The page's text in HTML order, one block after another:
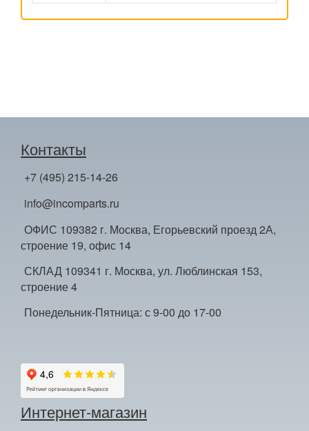
Контакты
+7 (495) 215-14-26
info@incomparts.ru
ОФИС 109382 г. Москва, Егорьевский проезд 2А,
строение 19, офис 14
СКЛАД 109341 г. Москва, ул. Люблинская 153,
строение 4
Понедельник-Пятница: с 9-00 до 17-00
Интернет-магазин